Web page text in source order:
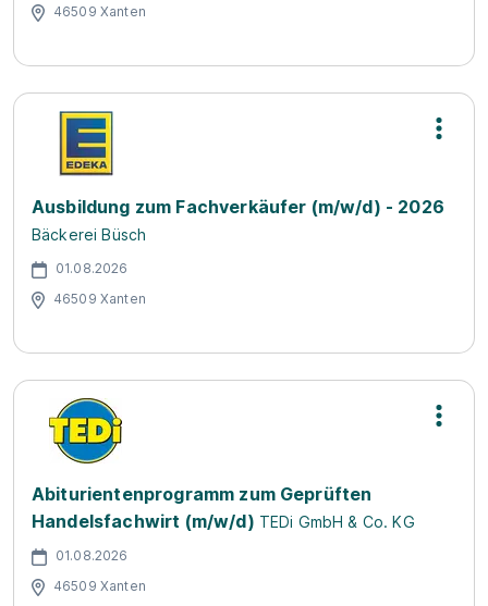
46509 Xanten
Ausbildung zum Fachverkäufer (m/w/d) - 2026
Bäckerei Büsch
01.08.2026
46509 Xanten
Abiturientenprogramm zum Geprüften
Handelsfachwirt (m/w/d) TEDi GmbH & Co. KG
01.08.2026
46509 Xanten